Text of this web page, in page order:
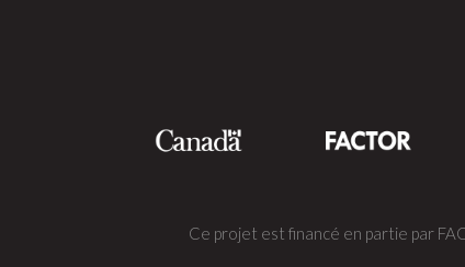
Ce projet est financé en partie par